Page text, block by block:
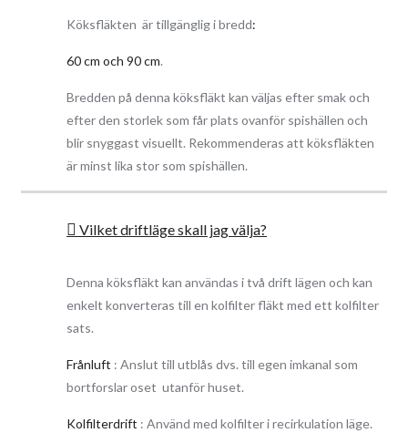
Enkel Installation
all matos
Anpassad för både frånluft och kolfilter drift
Energisparsam LED belysning (4000K) 60 cm: 1 x 4W; 90 cm: 1
Tillgänglig i bredd 50 cm och 60 cm
Effektiv os uppsugning
fångar upp all matos och evakuerar det utanför huset. Kvalitets
insida ren och fräsch.
recirkulation drift. Den interna motorn konverteras enkelt till en
recirkulations fläkt med ett sats kolfilter som kan köpas som
Köksfläkten är tillgänglig i bredd:
60 cm och 90 cm.
Bredden på denna köksfläkt kan väljas efter smak och
efter den storlek som får plats ovanför spishällen och
blir snyggast visuellt. Rekommenderas att köksfläkten
är minst lika stor som spishällen.
Vilket driftläge skall jag välja?
Denna köksfläkt kan användas i två drift lägen och kan
enkelt konverteras till en kolfilter fläkt med ett kolfilter
sats.
Frånluft : Anslut till utblås dvs. till egen imkanal som
bortforslar oset utanför huset.
Kolfilterdrift : Använd med kolfilter i recirkulation läge.